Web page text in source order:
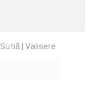
Sutiã Valisere